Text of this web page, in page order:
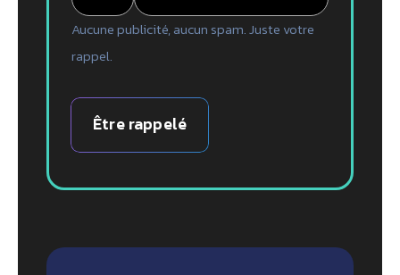
Aucune publicité, aucun spam. Juste votre
rappel.
Être rappelé